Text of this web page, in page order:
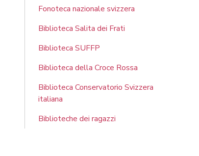
Fonoteca nazionale svizzera
Biblioteca Salita dei Frati
Biblioteca SUFFP
Biblioteca della Croce Rossa
Biblioteca Conservatorio Svizzera
italiana
Biblioteche dei ragazzi